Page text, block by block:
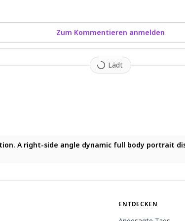
Zum Kommentieren anmelden
Lädt
impact style,short dark green hair with
A right-side angle dynamic full body portrait
ENTDECKEN